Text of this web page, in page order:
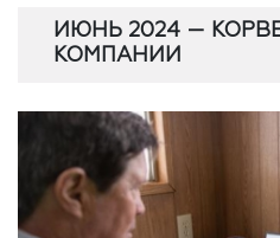
ИЮНЬ 2024 —
КОМПАНИИ